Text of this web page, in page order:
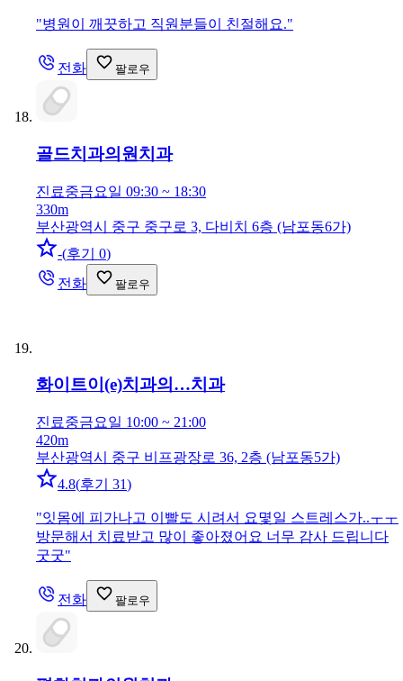
"병원이 깨끗하고 직원분들이 친절해요."
전화 팔로우
골드치과의원 치과
진료중금요일 09:30 ~ 18:30
330m
부산광역시 중구 중구로 3, 다비치 6층 (남포동6가)
-(후기 0)
전화
팔로우
화이트이(e)치과의…치과
진료중금요일 10:00 ~ 21:00
420m
부산광역시 중구 비프광장로 36, 2층 (남포동5가)
4.8(후기 31)
"잇몸에 피가나고 이빨도 시려서 요몇일 스트레스가..ㅜㅜ
방문해서 치료받고 많이 좋아졌어요 너무 감사 드립니다
굿굿"
전화 팔로우